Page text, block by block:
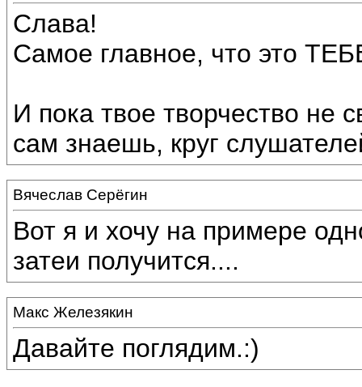
Слава!
Самое главное, что это
И пока твое творчество не
сам знаешь, круг
Вячеслав Серёгин
Вот я и хочу на примере
затеи получится....
Макс Железякин
Давайте поглядим.:)